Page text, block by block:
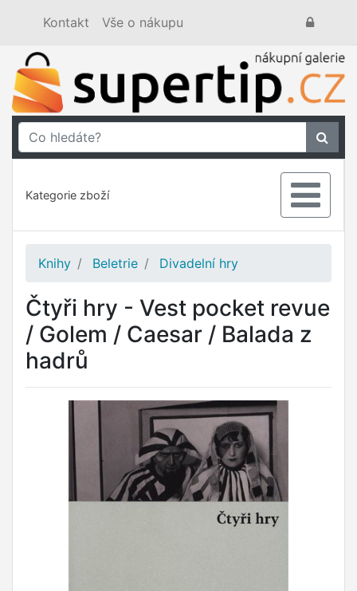
Kontakt Vše o nákupu
Kategorie zboží
Knihy Beletrie Divadelní hry
Čtyři hry - Vest pocket revue
/ Golem / Caesar / Balada z
hadrů